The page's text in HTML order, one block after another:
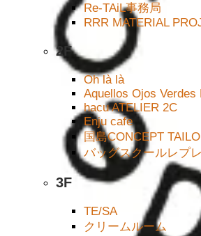
Re-TAiL事務局
RRR MATERIAL
2F
Oh là là
Aquellos Ojos Verdes
hacu ATELIER 2C
Enju cafe
国島CONCEPT
バッグスクールレプ
3F
TE/SA
クリームルーム